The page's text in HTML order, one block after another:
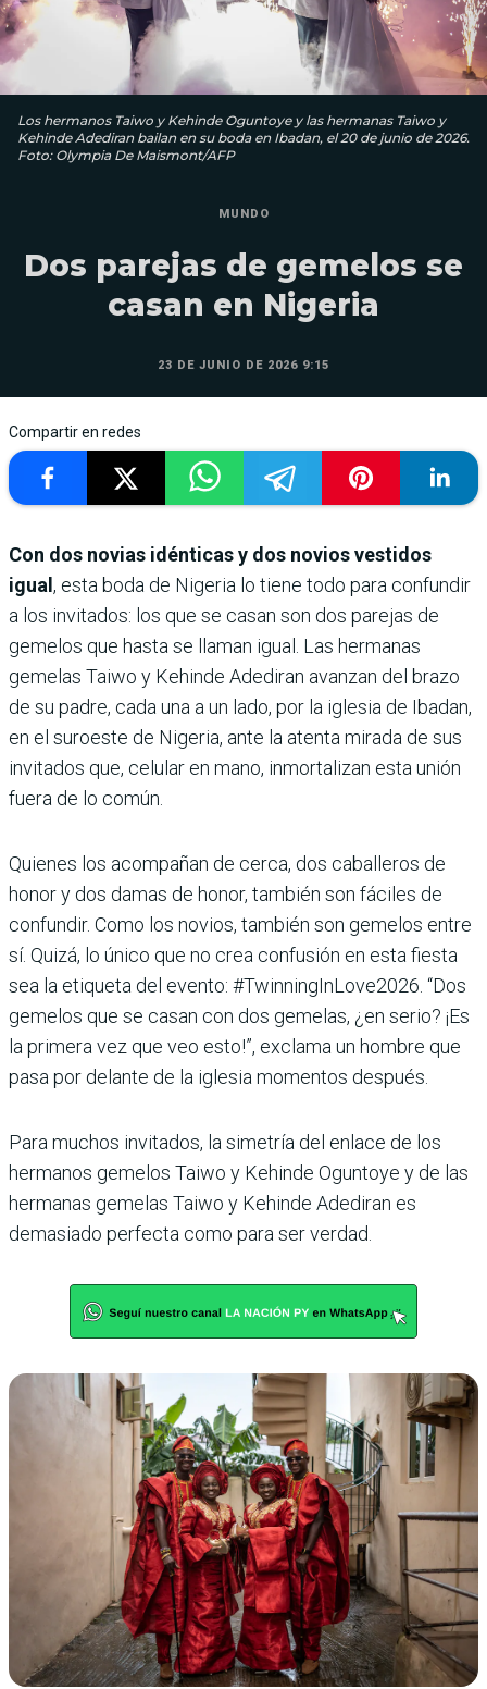
Los hermanos Taiwo y Kehinde Oguntoye y las hermanas Taiwo y
Kehinde Adediran bailan en su boda en Ibadan, el 20 de junio de 2026.
Foto: Olympia De Maismont/AFP
MUNDO
Dos parejas de gemelos se
casan en Nigeria
23 DE JUNIO DE 2026 9:15
Compartir en redes
Con dos novias idénticas y dos novios vestidos
igual , esta boda de Nigeria lo tiene todo para confundir
a los invitados: los que se casan son dos parejas de
gemelos que hasta se llaman igual. Las hermanas
gemelas Taiwo y Kehinde Adediran avanzan del brazo
de su padre, cada una a un lado, por la iglesia de Ibadan,
en el suroeste de Nigeria, ante la atenta mirada de sus
invitados que, celular en mano, inmortalizan esta unión
fuera de lo común.
Quienes los acompañan de cerca, dos caballeros de
honor y dos damas de honor, también son fáciles de
confundir. Como los novios, también son gemelos entre
sí. Quizá, lo único que no crea confusión en esta fiesta
sea la etiqueta del evento: #TwinningInLove2026. “Dos
gemelos que se casan con dos gemelas, ¿en serio? ¡Es
la primera vez que veo esto!”, exclama un hombre que
pasa por delante de la iglesia momentos después.
Para muchos invitados, la simetría del enlace de los
hermanos gemelos Taiwo y Kehinde Oguntoye y de las
hermanas gemelas Taiwo y Kehinde Adediran es
demasiado perfecta como para ser verdad.